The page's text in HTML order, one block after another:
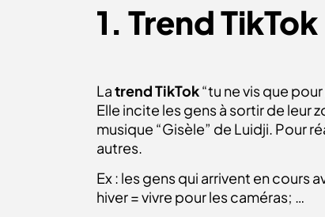
1. Trend
Latrend TikTok“tu ne vis que
Elle incite les gens à sortir de leur
musique “Gisèle” de Luidji. Pour
autres.
Ex : les gens qui arrivent en cours
hiver = vivre pour les caméras; …